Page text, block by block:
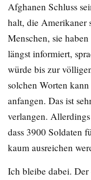
Afghanen Schluss
halt, die Amerikaner
Menschen, sie
längst informiert,
würde bis zur
solchen Worten
anfangen. Das ist
verlangen.
dass 3900 Soldaten
kaum ausreichen
Ich bleibe dabei.